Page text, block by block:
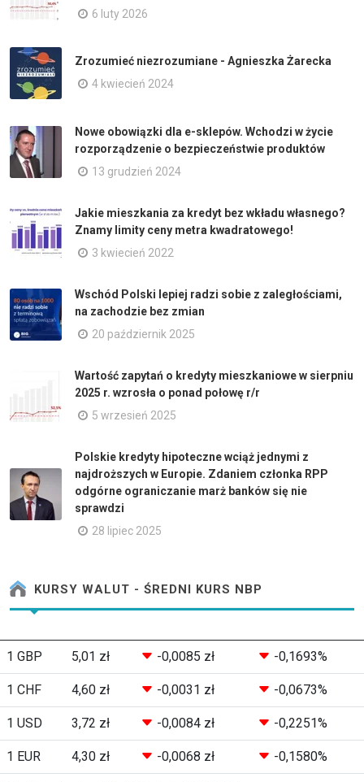
6 luty 2026
Zrozumieć niezrozumiane - Agnieszka Żarecka
4 kwiecień 2024
Nowe obowiązki dla e-sklepów. Wchodzi w życie
rozporządzenie o bezpieczeństwie produktów
13 grudzień 2024
Jakie mieszkania za kredyt bez wkładu własnego?
Znamy limity ceny metra kwadratowego!
3 kwiecień 2022
Wschód Polski lepiej radzi sobie z zaległościami,
na zachodzie bez zmian
20 październik 2025
Wartość zapytań o kredyty mieszkaniowe w sierpniu
2025 r. wzrosła o ponad połowę r/r
5 wrzesień 2025
Polskie kredyty hipoteczne wciąż jednymi z
najdroższych w Europie. Zdaniem członka RPP
odgórne ograniczanie marż banków się nie
sprawdzi
28 lipiec 2025
KURSY WALUT - ŚREDNI KURS NBP
1 GBP 5,01 zł -0,0085 zł -0,1693%
1 CHF 4,60 zł -0,0031 zł -0,0673%
1 USD 3,72 zł -0,0084 zł -0,2251%
1 EUR 4,30 zł -0,0068 zł -0,1580%